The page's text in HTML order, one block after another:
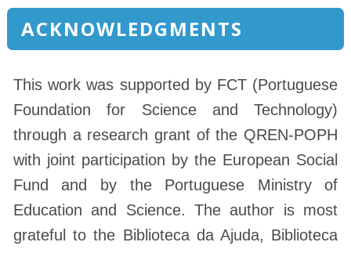
ACKNOWLEDGMENTS
This work was supported by FCT (Portuguese
Foundation for Science and Technology)
through a research grant of the QREN-POPH
with joint participation by the European Social
Fund and by the Portuguese Ministry of
Education and Science. The author is most
grateful to the Biblioteca da Ajuda, Biblioteca